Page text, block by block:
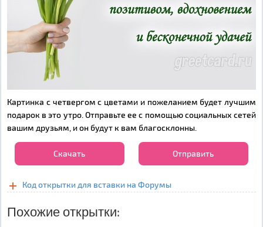
Картинка с четвергом с цветами и пожеланием будет лучшим
подарок в это утро. Отправьте ее с помощью социальных сетей
вашим друзьям, и он будут к вам благосклонны.
Скачать Отправить
Код открытки для вставки на Форумы
Похожие открытки: